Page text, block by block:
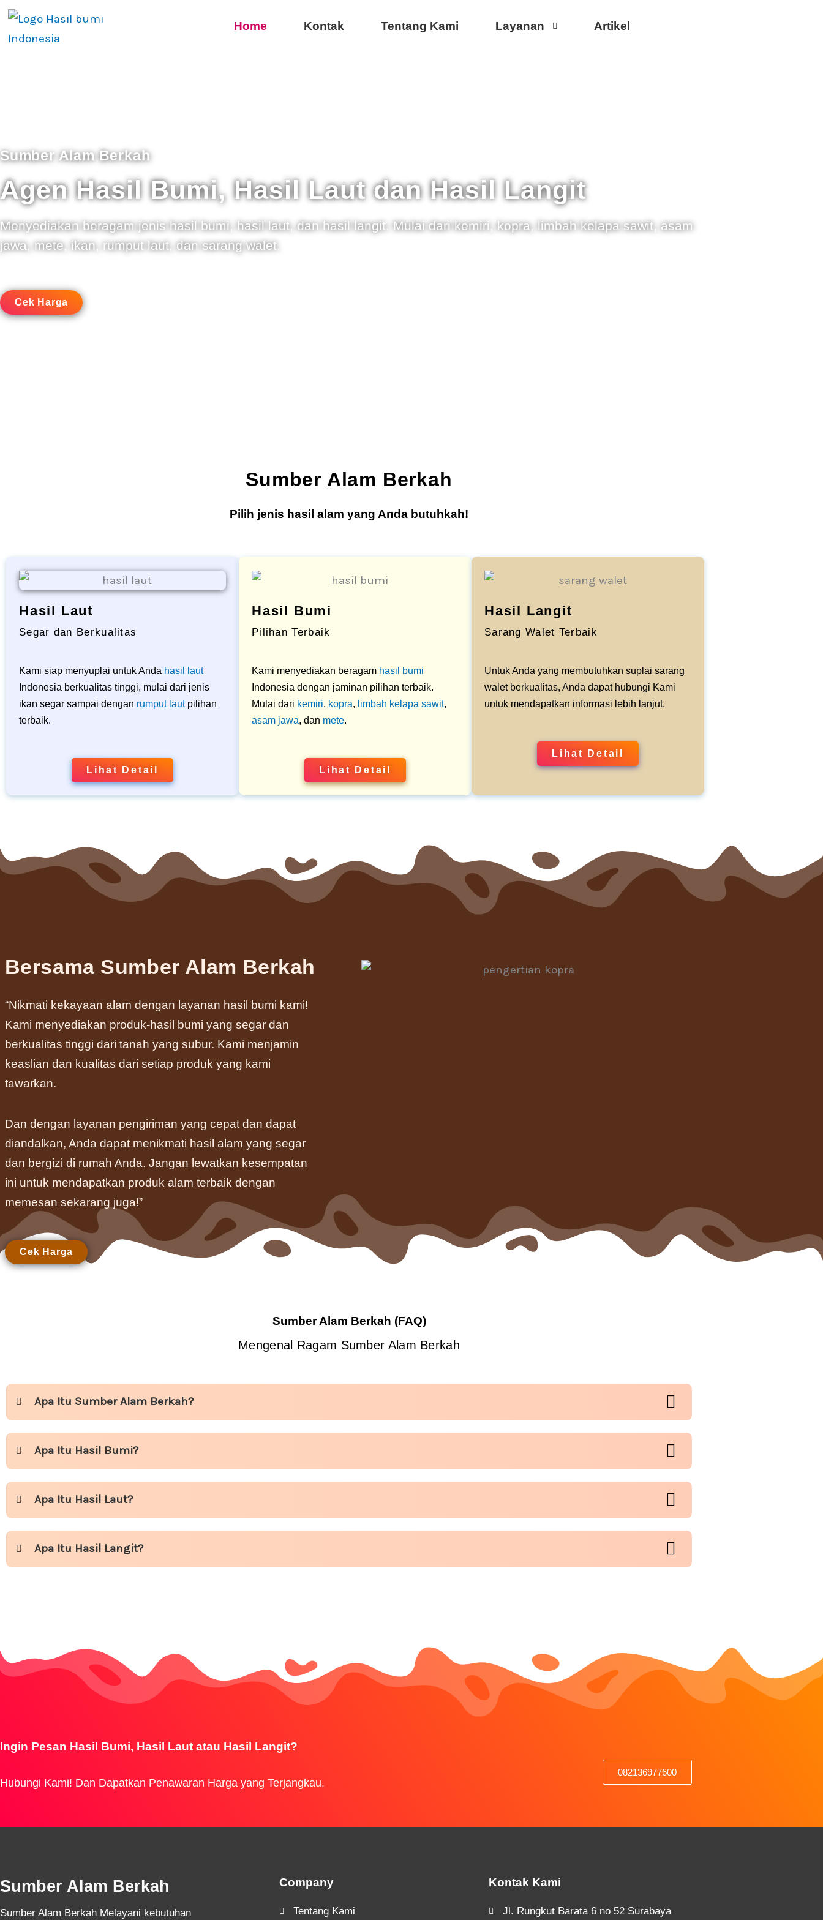
Home Kontak Tentang Kami Layanan Artikel
Sumber Alam Berkah
Agen Hasil Bumi, Hasil Laut dan Hasil Langit
Menyediakan beragam jenis hasil bumi, hasil laut, dan hasil langit. Mulai dari kemiri, kopra, limbah kelapa sawit, asam
jawa, mete, ikan, rumput laut, dan sarang walet.
Cek Harga
Sumber Alam Berkah
Pilih jenis hasil alam yang Anda butuhkah!
Hasil Laut
Segar dan Berkualitas
Kami siap menyuplai untuk Anda hasil laut
Indonesia berkualitas tinggi, mulai dari jenis
ikan segar sampai dengan rumput lautpilihan
terbaik.
Lihat Detail
Hasil Bumi
Pilihan Terbaik
Kami menyediakan beragam hasil bumi
Indonesia dengan jaminan pilihan terbaik.
Mulai dari kemiri, kopra, limbah kelapa sawit,
asam jawa, dan mete.
Lihat Detail
Hasil Langit
Sarang Walet Terbaik
Untuk Anda yang membutuhkan suplai sarang
walet berkualitas, Anda dapat hubungi Kami
untuk mendapatkan informasi lebih lanjut.
Lihat Detail
Bersama Sumber Alam Berkah
“Nikmati kekayaan alam dengan layanan hasil bumi kami!
Kami menyediakan produk-hasil bumi yang segar dan
berkualitas tinggi dari tanah yang subur. Kami menjamin
keaslian dan kualitas dari setiap produk yang kami
tawarkan.
Dan dengan layanan pengiriman yang cepat dan dapat
diandalkan, Anda dapat menikmati hasil alam yang segar
dan bergizi di rumah Anda. Jangan lewatkan kesempatan
ini untuk mendapatkan produk alam terbaik dengan
memesan sekarang juga!”
Cek Harga
Sumber Alam Berkah (FAQ)
Mengenal Ragam Sumber Alam Berkah
Apa Itu Sumber Alam Berkah?
Apa Itu Hasil Bumi?
Apa Itu Hasil Laut?
Apa Itu Hasil Langit?
Ingin Pesan Hasil Bumi, Hasil Laut atau Hasil Langit?
Hubungi Kami! Dan Dapatkan Penawaran Harga yang Terjangkau.
082136977600
Sumber Alam Berkah
Sumber Alam Berkah Melayani kebutuhan
Company
Tentang Kami
Kontak Kami
Jl. Rungkut Barata 6 no 52 Surabaya